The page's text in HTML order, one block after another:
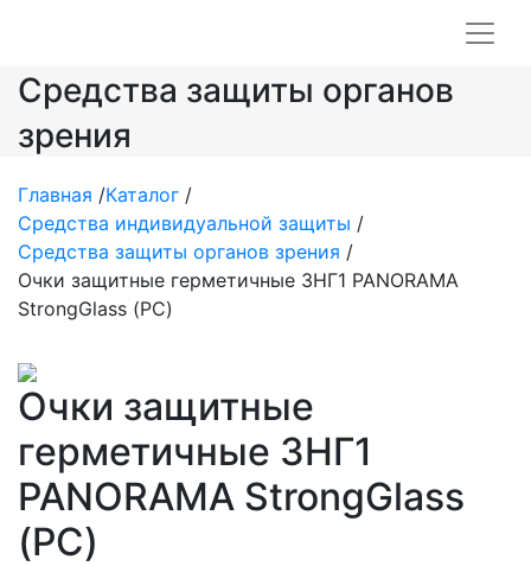
Средства защиты органов
зрения
Главная /Каталог /
Средства индивидуальной защиты /
Средства защиты органов зрения /
Очки защитные герметичные ЗНГ1 PANORAMA
StrongGlass (РС)
Очки защитные
герметичные ЗНГ1
PANORAMA StrongGlass
(РС)